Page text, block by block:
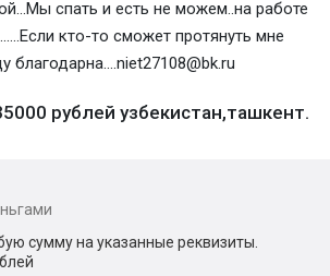
спать и есть не можем..на работе
кто-то сможет протянуть мне
благодарна....niet27108@bk.ru
рублей узбекистан,ташкент.
сумму на указанные реквизиты.